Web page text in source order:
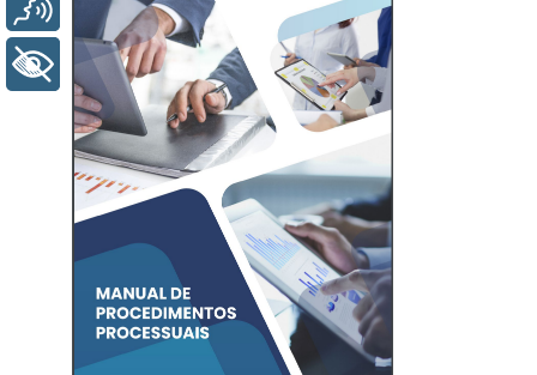
Voz
+ Acessibilidade